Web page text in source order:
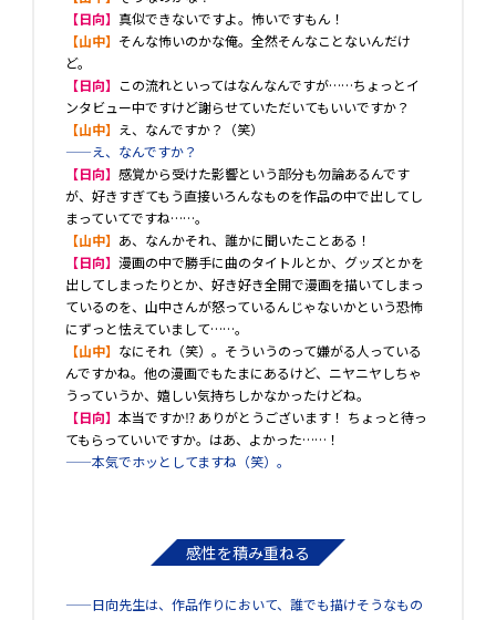
【日向】 真似できないですよ。怖いですもん！
【山中】 そんな怖いのかな俺。全然そんなことないんだけ
ど。
【日向】 この流れといってはなんなんですが……ちょっとイ
ンタビュー中ですけど謝らせていただいてもいいですか？
【山中】 え、なんですか？（笑）
――え、なんですか？
【日向】感覚から受けた影響という部分も勿論あるんです
が、好きすぎてもう直接いろんなものを作品の中で出してし
まっていてですね……。
【山中】 あ、なんかそれ、誰かに聞いたことある！
【日向】漫画の中で勝手に曲のタイトルとか、グッズとかを
出してしまったりとか、好き好き全開で漫画を描いてしまっ
ているのを、山中さんが怒っているんじゃないかという恐怖
にずっと怯えていまして……。
【山中】 なにそれ（笑）。そういうのって嫌がる人っている
んですかね。他の漫画でもたまにあるけど、ニヤニヤしちゃ
うっていうか、嬉しい気持ちしかなかったけどね。
【日向】本当ですか⁉ ありがとうございます！ ちょっと待っ
てもらっていいですか。はあ、よかった……！
――本気でホッとしてますね（笑）。
感性を積み重ねる
――日向先生は、作品作りにおいて、誰でも描けそうなもの